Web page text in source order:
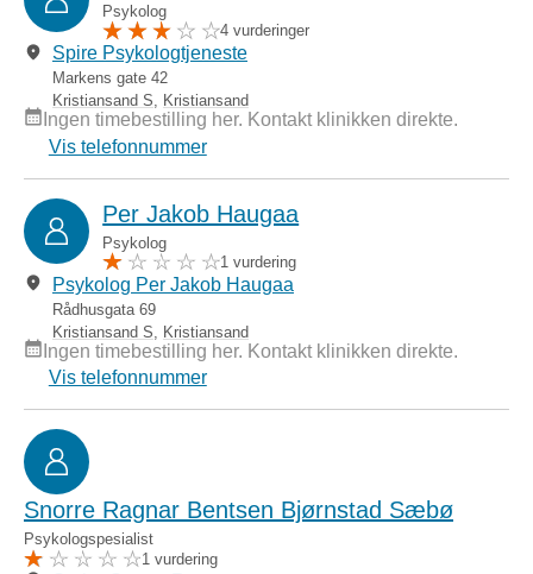
Psykolog
4 vurderinger
Spire Psykologtjeneste
Markens gate 42
Kristiansand S, Kristiansand
Ingen timebestilling her. Kontakt klinikken direkte.
Vis telefonnummer
Per Jakob Haugaa
Psykolog
1 vurdering
Psykolog Per Jakob Haugaa
Rådhusgata 69
Kristiansand S
Kristiansand
Ingen timebestilling her. Kontakt klinikken direkte.
Vis telefonnummer
Snorre Ragnar Bentsen Bjørnstad Sæbø
Psykologspesialist
1 vurdering